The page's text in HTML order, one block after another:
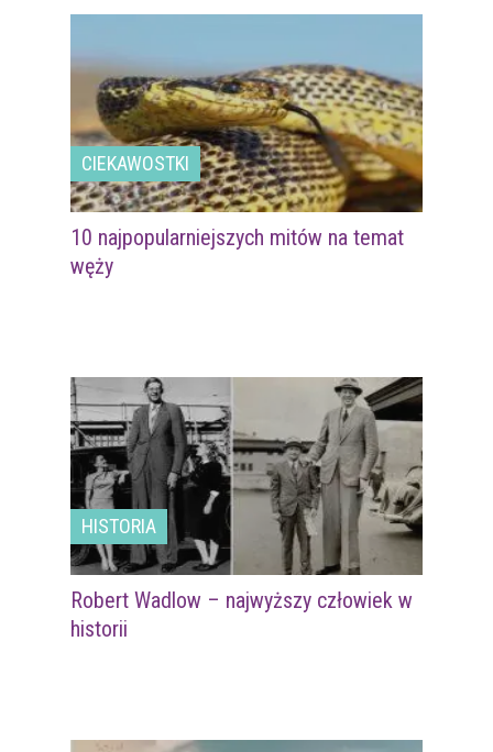
CIEKAWOSTKI
10 najpopularniejszych mitów na temat
węży
HISTORIA
Robert Wadlow – najwyższy człowiek w
historii